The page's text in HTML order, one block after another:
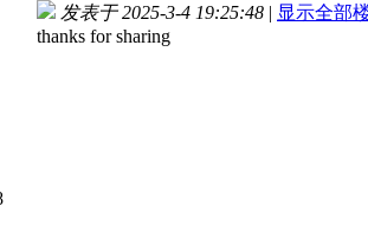
发表于 2025-3-4 19:25:48 | 显示全部
thanks for sharing